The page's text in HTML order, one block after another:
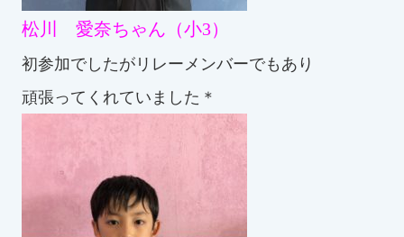
松川 愛奈ちゃん（小3）
初参加でしたがリレーメンバーでもあり
頑張ってくれていました＊